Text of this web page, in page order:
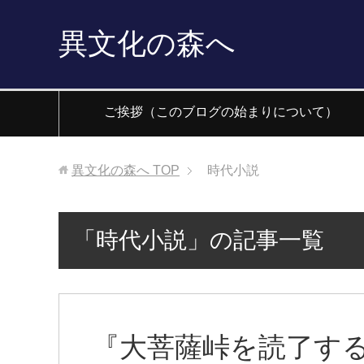
異文化の森へ
ご挨拶（このブログの始まりについて）
異文化の森へ TOP 時代小説
「時代小説」の記事一覧
『大菩薩峠を読了する